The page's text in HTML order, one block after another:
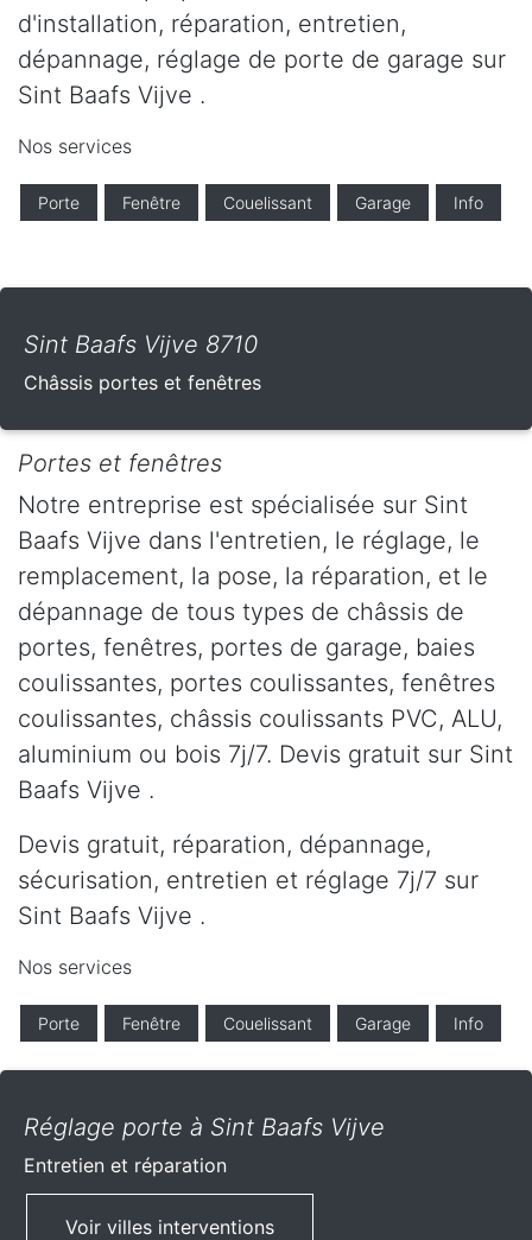
d'installation, réparation, entretien,
dépannage, réglage de porte de garage sur
Sint Baafs Vijve .
Nos services
Porte Fenêtre Couelissant Garage Info
Sint Baafs Vijve 8710
Châssis portes et fenêtres
Portes et fenêtres
Notre entreprise est spécialisée sur Sint
Baafs Vijve dans l'entretien, le réglage, le
remplacement, la pose, la réparation, et le
dépannage de tous types de châssis de
portes, fenêtres, portes de garage, baies
coulissantes, portes coulissantes, fenêtres
coulissantes, châssis coulissants PVC, ALU,
aluminium ou bois 7j/7. Devis gratuit sur Sint
Baafs Vijve .
Devis gratuit, réparation, dépannage,
sécurisation, entretien et réglage 7j/7 sur
Sint Baafs Vijve .
Nos services
Porte Fenêtre Couelissant Garage Info
Réglage porte à Sint Baafs Vijve
Entretien et réparation
Voir villes interventions